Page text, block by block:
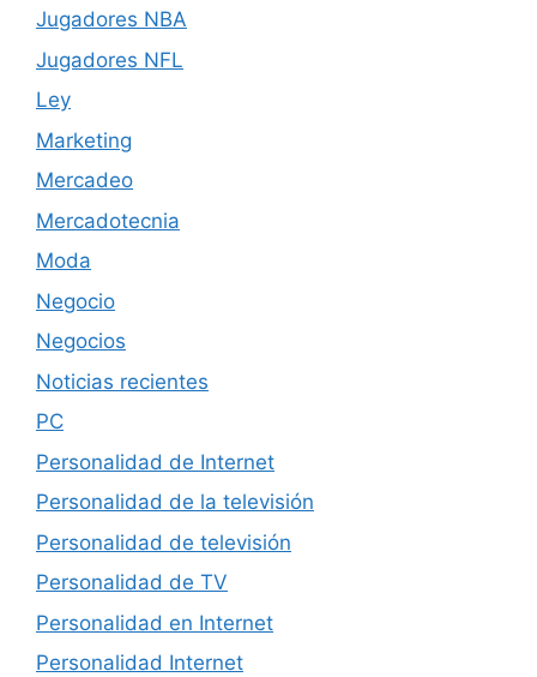
Jugadores NBA
Jugadores NFL
Ley
Marketing
Mercadeo
Mercadotecnia
Moda
Negocio
Negocios
Noticias recientes
PC
Personalidad de Internet
Personalidad de la televisión
Personalidad de televisión
Personalidad de TV
Personalidad en Internet
Personalidad Internet